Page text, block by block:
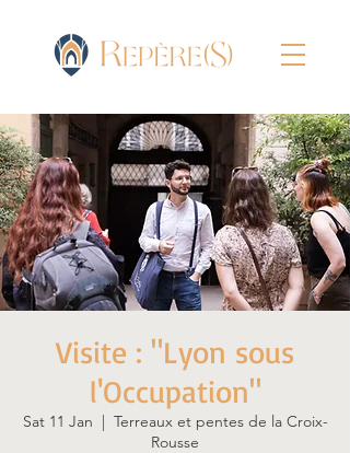
Visite : "Lyon sous
l'Occupation"
Sat 11 Jan
  |
Terreaux et pentes de la Croix-
Rousse